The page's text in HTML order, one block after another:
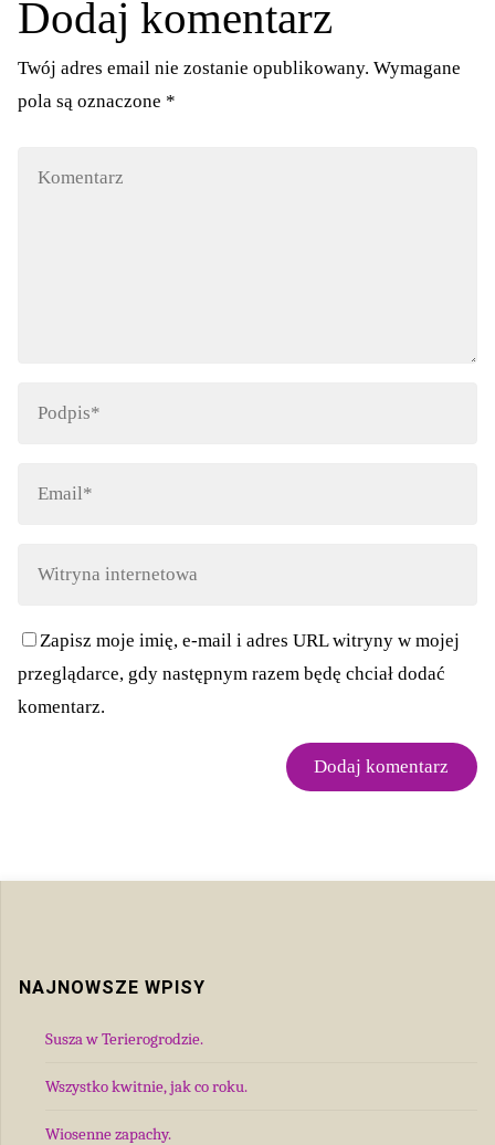
Dodaj komentarz
Twój adres email nie zostanie opublikowany. Wymagane
pola są oznaczone *
Zapisz moje imię, e-mail i adres URL witryny w mojej
przeglądarce, gdy następnym razem będę chciał dodać
komentarz.
NAJNOWSZE WPISY
Susza w Terierogrodzie.
Wszystko kwitnie, jak co roku.
Wiosenne zapachy.